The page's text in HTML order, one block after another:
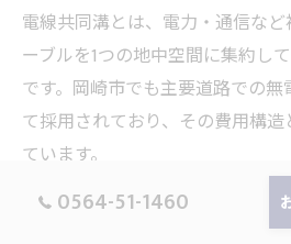
電線共同溝とは、電力・通信な
ーブルを1つの地中空間に集約し
です。岡崎市でも主要道路での
て採用されており、その費用構
ています。
費用面では、個別地中化と比較
維持管理の効率化が期待できる
0564-51-1460